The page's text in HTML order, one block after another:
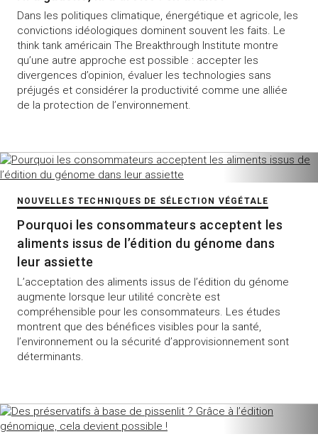
Dans les politiques climatique, énergétique et agricole, les
convictions idéologiques dominent souvent les faits. Le
think tank américain The Breakthrough Institute montre
qu’une autre approche est possible : accepter les
divergences d’opinion, évaluer les technologies sans
préjugés et considérer la productivité comme une alliée
de la protection de l’environnement.
NOUVELLES TECHNIQUES DE SÉLECTION VÉGÉTALE
Pourquoi les consommateurs acceptent les
aliments issus de l’édition du génome dans
leur assiette
L’acceptation des aliments issus de l’édition du génome
augmente lorsque leur utilité concrète est
compréhensible pour les consommateurs. Les études
montrent que des bénéfices visibles pour la santé,
l’environnement ou la sécurité d’approvisionnement sont
déterminants.